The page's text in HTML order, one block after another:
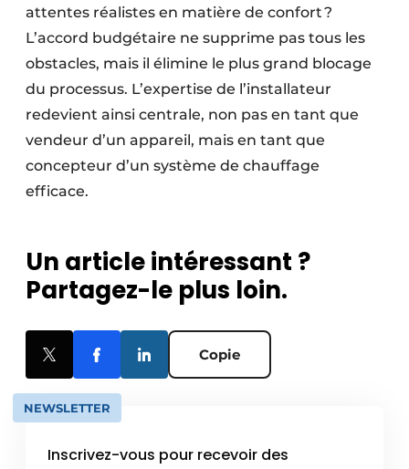
attentes réalistes en matière de confort ?
L’accord budgétaire ne supprime pas tous les
obstacles, mais il élimine le plus grand blocage
du processus. L’expertise de l’installateur
redevient ainsi centrale, non pas en tant que
vendeur d’un appareil, mais en tant que
concepteur d’un système de chauffage
efficace.
Un article intéressant ?
Partagez-le plus loin.
Copie
NEWSLETTER
Inscrivez-vous pour recevoir des